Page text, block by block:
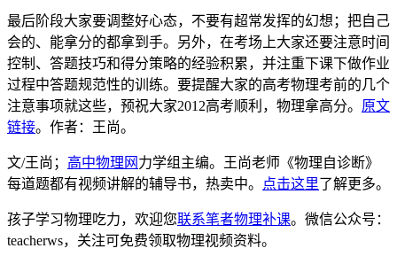
最后阶段大家要调整好心态，不要有超常发挥的幻想；把自己
会的、能拿分的都拿到手。另外，在考场上大家还要注意时间
控制、答题技巧和得分策略的经验积累，并注重下课下做作业
过程中答题规范性的训练。要提醒大家的高考物理考前的几个
注意事项就这些，预祝大家2012高考顺利，物理拿高分。 原文
链接。作者：王尚。
文/王尚； 高中物理网 力学组主编。王尚老师《物理自诊断》
每道题都有视频讲解的辅导书，热卖中。
点击这里了解更多。
孩子学习物理吃力，欢迎您联系笔者物理补课。微信公众号：
teacherws，关注可免费领取物理视频资料。